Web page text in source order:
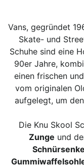
Vans, gegründet
Skate- und
Schuhe sind eine
90er Jahre,
einen frischen
vom originalen
aufgelegt, um
Die Knu Skool
Zunge und